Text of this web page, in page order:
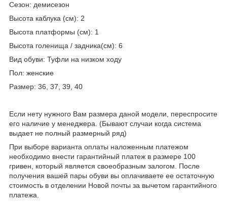
Сезон: демисезон
Высота каблука (см): 2
Высота платформы (см): 1
Высота голенища / задника(см): 6
Вид обуви: Туфли на низком ходу
Пол: женские
Размер: 36, 37, 39, 40
Если нету нужного Вам размера даной модели, переспросите
его наличие у менеджера. (Бывают случаи когда система
выдает не полный размерный ряд)
При выборе варианта оплаты наложенным платежом
необходимо внести гарантийный платеж в размере 100
гривен, который является своеобразным залогом. После
получения вашей пары обуви вы оплачиваете ее остаточную
стоимость в отделении Новой почты за вычетом гарантийного
платежа.